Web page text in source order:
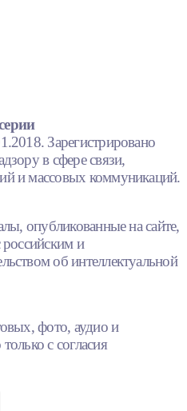
Зарегистрировано
в сфере связи,
и массовых коммуникаций.
опубликованные на сайте,
и
об интеллектуальной
фото, аудио и
с согласия